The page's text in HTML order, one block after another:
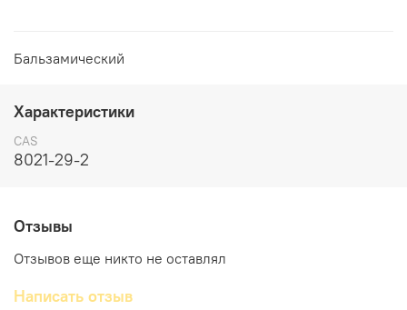
Бальзамический
Характеристики
CAS
8021-29-2
Отзывы
Отзывов еще никто не оставлял
Написать отзыв